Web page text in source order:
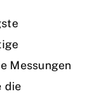
Messungen
die